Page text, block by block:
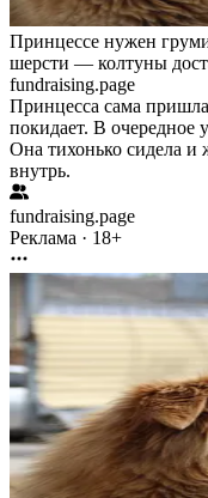
Принцессе нужен
шерсти — колтуны
fundraising.page
Принцесса сама
покидает. В очередное
Она тихонько сидела и
внутрь.
fundraising.page
Реклама · 18+